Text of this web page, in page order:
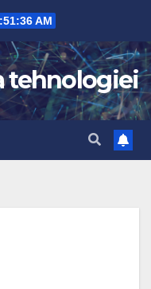
AM
tehnologiei